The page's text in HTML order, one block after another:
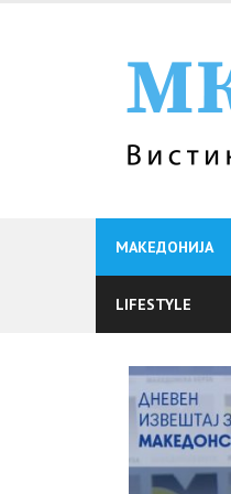
МАКЕДОНИЈА
LIFESTYLE